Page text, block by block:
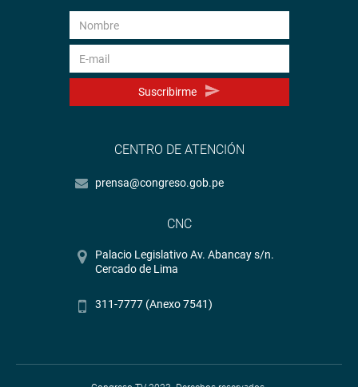
Suscribirme
CENTRO DE ATENCIÓN
prensa@congreso.gob.pe
CNC
Palacio Legislativo Av. Abancay s/n.
Cercado de Lima
311-7777 (Anexo 7541)